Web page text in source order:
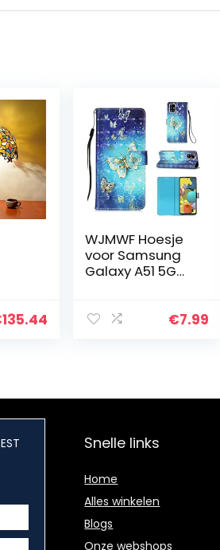
135.44
WJMWF Hoesje
voor Samsung
Galaxy A51 5G
Portemonnee
€7.99
Snelle links
Home
Alles winkelen
Blogs
Onze webshops